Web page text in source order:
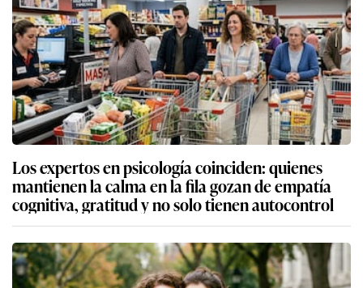
Los expertos en psicología coinciden: quienes
mantienen la calma en la fila gozan de empatía
cognitiva, gratitud y no solo tienen autocontrol